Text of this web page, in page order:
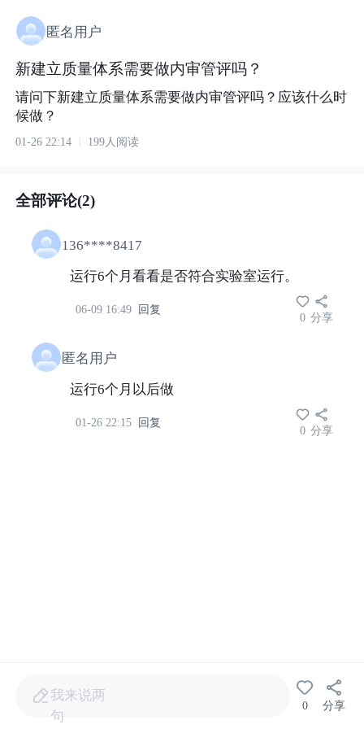
匿名用户
新建立质量体系需要做内审管评吗？
请问下新建立质量体系需要做内审管评吗？应该什么时
候做？
01-26 22:14 199人阅读
全部评论(2)
136****8417
运行6个月看看是否符合实验室运行。
06-09 16:49 回复
0 分享
匿名用户
运行6个月以后做
01-26 22:15 回复
0 分享
我来说两
句
0 分享